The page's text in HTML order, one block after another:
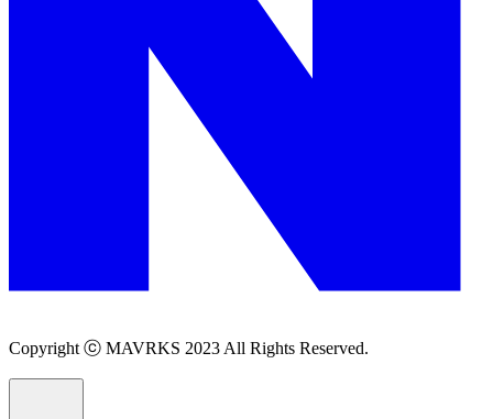
Copyright ⓒ MAVRKS 2023 All Rights Reserved.